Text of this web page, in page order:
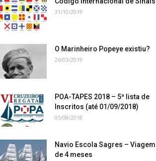
31/10/2019
O Marinheiro Popeye existiu?
26/03/2019
POA-TAPES 2018 – 5ª lista de
Inscritos (até 01/09/2018)
05/08/2018
Navio Escola Sagres – Viagem
de 4 meses